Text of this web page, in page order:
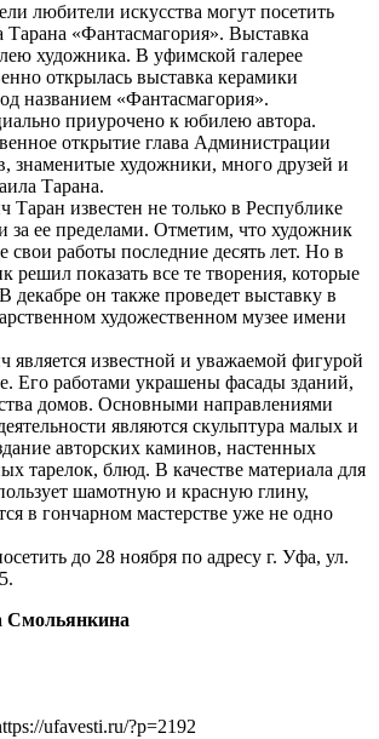
любители искусства могут посетить
«Фантасмагория». Выставка
художника. В уфимской галерее
открылась выставка керамики
названием «Фантасмагория».
приурочено к юбилею автора.
открытие глава Администрации
знаменитые художники, много друзей и
Тарана.
известен не только в Республике
за ее пределами. Отметим, что художник
свои работы последние десять лет. Но в
решил показать все те творения, которые
декабре он также проведет выставку в
художественном музее имени
известной и уважаемой фигурой
Его работами украшены фасады зданий,
домов. Основными направлениями
являются скульптура малых и
авторских каминов, настенных
тарелок, блюд. В качестве материала для
шамотную и красную глину,
в гончарном мастерстве уже не одно
до 28 ноября по адресу г. Уфа, ул.
Смольянкина
ufavesti.ru/?p=2192